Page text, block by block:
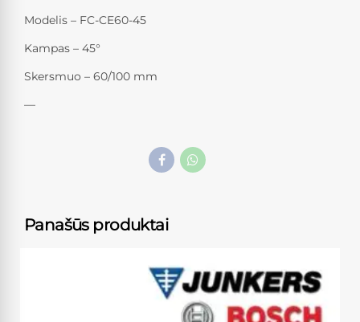
Modelis – FC-CE60-45
Kampas – 45°
Skersmuo – 60/100 mm
—
Panašūs produktai